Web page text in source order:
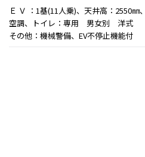
Ｅ Ｖ ：1基(11人乗)、天井高：2550
空調、トイレ：専用 男女別 洋式
その他：機械警備、EV不停止機能付